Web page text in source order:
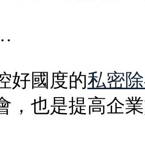
好國度的私密
，也是提高企